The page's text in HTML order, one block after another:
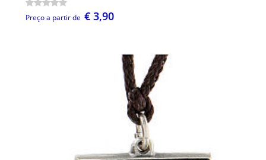
Preço a partir de € 3,90